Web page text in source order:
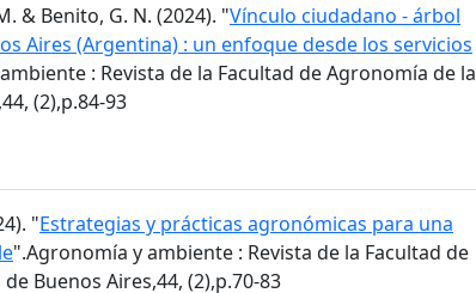
& Benito, G. N. (2024). "Vínculo ciudadano - árbol
Aires (Argentina) : un enfoque desde los servicios
: Revista de la Facultad de Agronomía de la
(2),p.84-93
"Estrategias y prácticas agronómicas para una
".Agronomía y ambiente : Revista de la Facultad de
Buenos Aires,44, (2),p.70-83